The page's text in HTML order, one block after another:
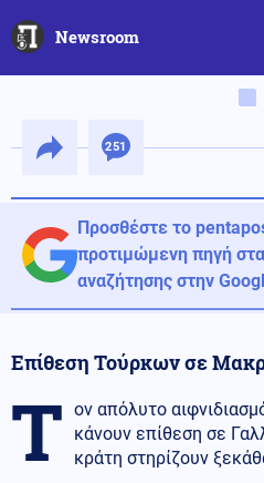
Newsroom
251
Προσθέστε το
προτιμώμενη πηγή
αναζήτησης στην
Eπίθεση Τούρκων σε
T oν απόλυτο
κάνουν επίθεση σε
κράτη στηρίζουν